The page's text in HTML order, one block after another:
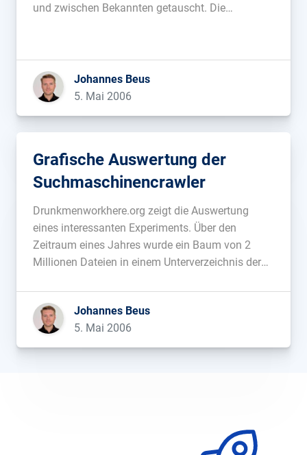
und zwischen Bekannten getauscht. Die
nicht zu entdecken....
Johannes Beus
5. Mai 2006
Grafische Auswertung der
Suchmaschinencrawler
Drunkmenworkhere.org zeigt die Auswertung
eines interessanten Experiments. Über den
Zeitraum eines Jahres wurde ein Baum von 2
Millionen Dateien in einem Unterverzeichnis der
der Autor das Verhalten der Crawler nun grafisch
ausgewertet. Auch wenn die Ergebnisse nicht
unbedingt mit meinen Erfahrungen
übereinstimmen, ist […]...
Johannes Beus
5. Mai 2006